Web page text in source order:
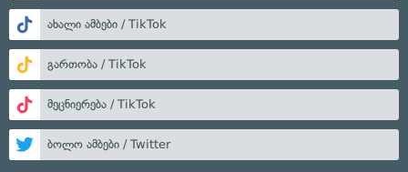
ახალი ამბები / TikTok
გართობა / TikTok
მეცნიერება / TikTok
ბოლო ამბები / Twitter